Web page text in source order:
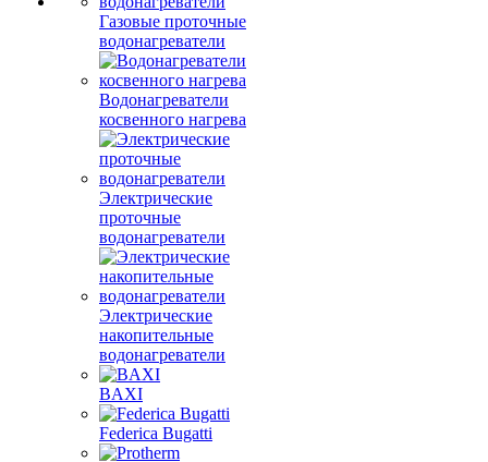
Газовые проточные
водонагреватели
Водонагреватели
косвенного нагрева
Электрические
проточные
водонагреватели
Электрические
накопительные
водонагреватели
BAXI
Federica Bugatti